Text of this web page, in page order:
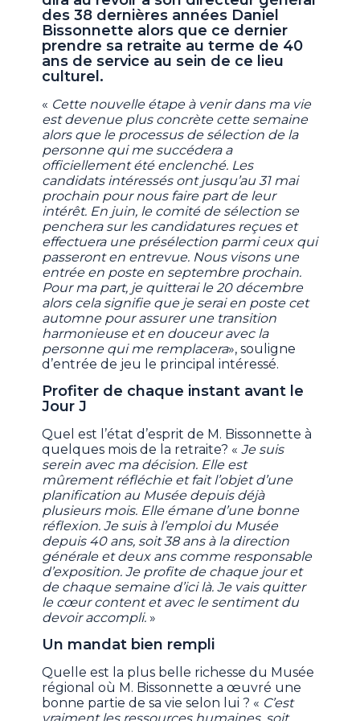
des 38 dernières années Daniel
Bissonnette alors que ce dernier
prendre sa retraite au terme de 40
ans de service au sein de ce lieu
culturel.
« Cette nouvelle étape à venir dans ma vie
est devenue plus concrète cette semaine
alors que le processus de sélection de la
personne qui me succédera a
officiellement été enclenché. Les
candidats intéressés ont jusqu’au 31 mai
prochain pour nous faire part de leur
intérêt. En juin, le comité de sélection se
penchera sur les candidatures reçues et
effectuera une présélection parmi ceux qui
passeront en entrevue. Nous visons une
entrée en poste en septembre prochain.
Pour ma part, je quitterai le 20 décembre
alors cela signifie que je serai en poste cet
automne pour assurer une transition
harmonieuse et en douceur avec la
personne qui me remplacera», souligne
d’entrée de jeu le principal intéressé.
Profiter de chaque instant avant le
Jour J
Quel est l’état d’esprit de M. Bissonnette à
quelques mois de la retraite? « Je suis
serein avec ma décision. Elle est
mûrement réfléchie et fait l’objet d’une
planification au Musée depuis déjà
plusieurs mois. Elle émane d’une bonne
réflexion. Je suis à l’emploi du Musée
depuis 40 ans, soit 38 ans à la direction
générale et deux ans comme responsable
d’exposition. Je profite de chaque jour et
de chaque semaine d’ici là. Je vais quitter
le cœur content et avec le sentiment du
devoir accompli.»
Un mandat bien rempli
Quelle est la plus belle richesse du Musée
régional où M. Bissonnette a œuvré une
bonne partie de sa vie selon lui ? « C’est